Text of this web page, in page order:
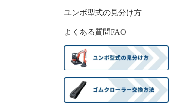
ユンボ型式の見分け方
よくある質問FAQ